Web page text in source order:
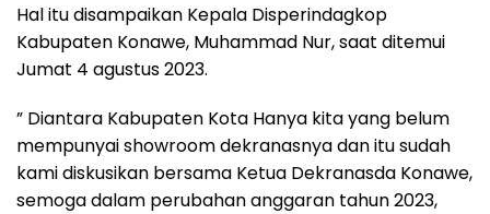
Hal itu disampaikan Kepala Disperindagkop
Kabupaten Konawe, Muhammad Nur, saat ditemui
Jumat 4 agustus 2023.
” Diantara Kabupaten Kota Hanya kita yang belum
mempunyai showroom dekranasnya dan itu sudah
kami diskusikan bersama Ketua Dekranasda Konawe,
semoga dalam perubahan anggaran tahun 2023,